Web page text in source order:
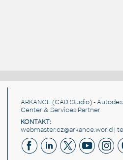
ARKANCE (CAD Studio) -
Center & Services Partner
KONTAKT:
webmaster.cz@arkance.world | tel.